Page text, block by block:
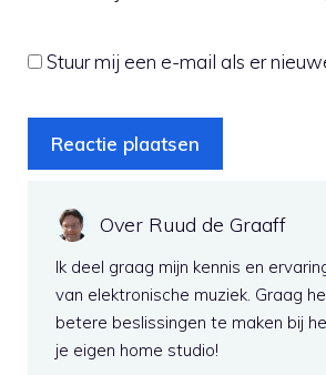
Stuur mij een e-mail als er
Over Ruud de Graaff
Ik deel graag mijn kennis en
van elektronische muziek. Graag
betere beslissingen te maken bij
je eigen home studio!